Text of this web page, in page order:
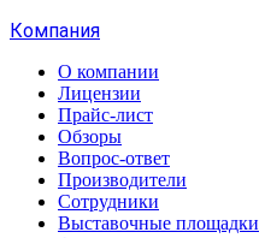
Компания
О компании
Лицензии
Прайс-лист
Обзоры
Вопрос-ответ
Производители
Сотрудники
Выставочные площадки